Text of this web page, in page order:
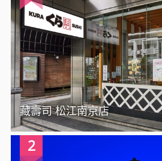
藏壽司 松江南京店
2